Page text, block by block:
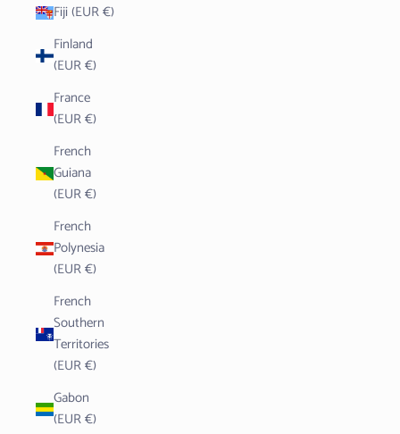
Fiji (EUR €)
Finland
(EUR €)
France
(EUR €)
French
Guiana
(EUR €)
French
Polynesia
(EUR €)
French
Southern
Territories
(EUR €)
Gabon
(EUR €)